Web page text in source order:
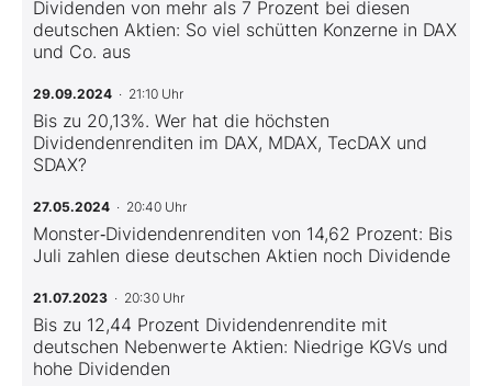
Dividenden von mehr als 7 Prozent bei diesen
deutschen Aktien: So viel schütten Konzerne in DAX
und Co. aus
29.09.2024 · 21:10 Uhr
Bis zu 20,13%. Wer hat die höchsten
Dividendenrenditen im DAX, MDAX, TecDAX und
SDAX?
27.05.2024 · 20:40 Uhr
Monster‑Dividendenrenditen von 14,62 Prozent: Bis
Juli zahlen diese deutschen Aktien noch Dividende
21.07.2023 · 20:30 Uhr
Bis zu 12,44 Prozent Dividendenrendite mit
deutschen Nebenwerte Aktien: Niedrige KGVs und
hohe Dividenden